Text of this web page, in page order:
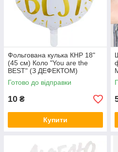
Фольгована кулька КНР 18"
(45 см) Коло "You are the
BEST" (З ДЕФЕКТОМ)
Готово до відправки
10 ₴
Купити